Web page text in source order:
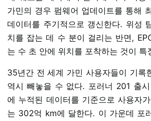
가민의 경우 펌웨어 업데이트를 통해
데이터를 주기적으로 갱신한다. 위성
치를 잡는 데 수 분이 걸리는 반면,
는 수 초 안에 위치를 포착하는 것이 특
35년간 전 세계 가민 사용자들이 기록
역시 빼놓을 수 없다. 포러너 201 출
에 누적된 데이터를 기준으로 사용자
는 302억 km에 달한다. 이 가운데 포